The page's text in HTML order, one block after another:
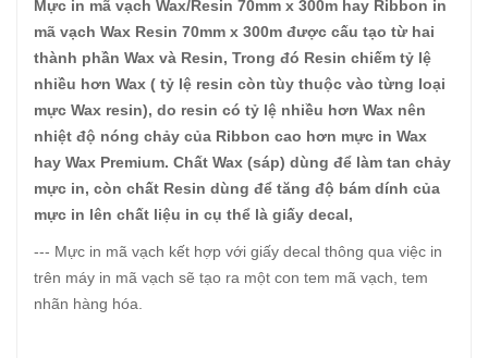
Mực in mã vạch Wax/Resin 70mm x 300m hay Ribbon in
mã vạch Wax Resin 70mm x 300m được cấu tạo từ hai
thành phần Wax và Resin, Trong đó Resin chiếm tỷ lệ
nhiều hơn Wax ( tỷ lệ resin còn tùy thuộc vào từng loại
mực Wax resin), do resin có tỷ lệ nhiều hơn Wax nên
nhiệt độ nóng chảy của Ribbon cao hơn mực in Wax
hay Wax Premium. Chất Wax (sáp) dùng để làm tan chảy
mực in, còn chất Resin dùng để tăng độ bám dính của
mực in lên chất liệu in cụ thể là giấy decal,
--- Mực in mã vạch kết hợp với giấy decal thông qua việc in
trên máy in mã vạch sẽ tạo ra một con tem mã vạch, tem
nhãn hàng hóa.